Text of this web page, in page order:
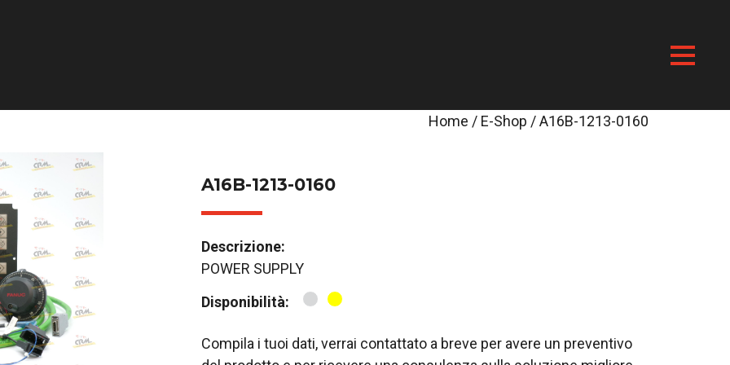
Home / E-Shop / A16B-1213-0160
A16B-1213-0160
Descrizione:
POWER SUPPLY
Disponibilità:
Compila i tuoi dati, verrai contattato a breve per avere un preventivo